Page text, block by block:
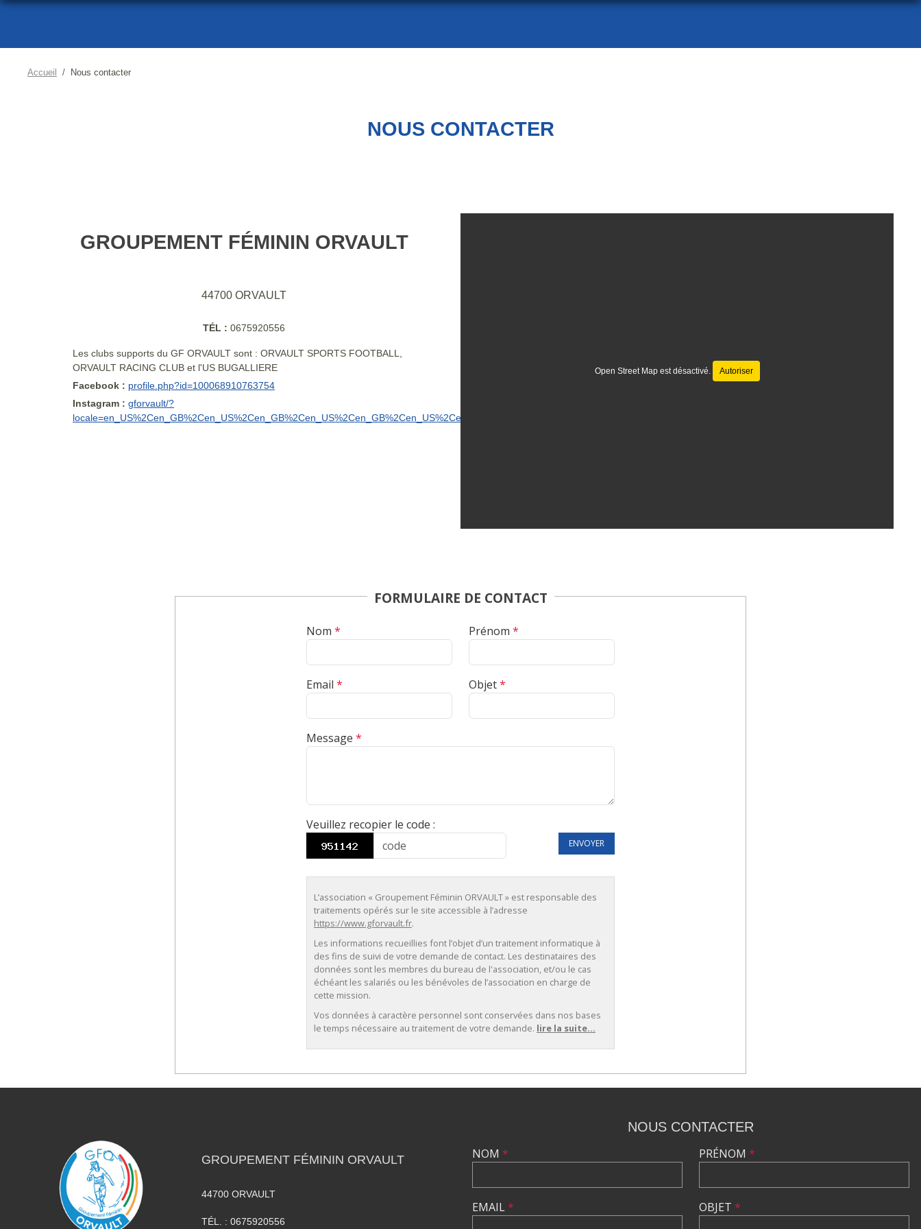
Accueil Nous contacter
NOUS CONTACTER
GROUPEMENT FÉMININ ORVAULT
44700 ORVAULT
TÉL : 0675920556
Les clubs supports du GF ORVAULT sont : ORVAULT SPORTS FOOTBALL,
ORVAULT RACING CLUB et l'US BUGALLIERE
Facebook : profile.php?id=100068910763754
Instagram : gforvault/?
locale=en_US%2Cen_GB%2Cen_US%2Cen_GB%2Cen_US%2Cen_GB%2Cen_US%2Cen
Open Street Map est désactivé. Autoriser
FORMULAIRE DE CONTACT
Nom * Prénom *
Email * Objet*
Message *
Veuillez recopier le code :
ENVOYER
L’association « Groupement Féminin ORVAULT » est responsable des
traitements opérés sur le site accessible à l’adresse
https://www.gforvault.fr.
Les informations recueillies font l’objet d’un traitement informatique à
des fins de suivi de votre demande de contact. Les destinataires des
données sont les membres du bureau de l'association, et/ou le cas
échéant les salariés ou les bénévoles de l’association en charge de
cette mission.
Vos données à caractère personnel sont conservées dans nos bases
le temps nécessaire au traitement de votre demande. lire la suite...
GROUPEMENT FÉMININ ORVAULT
44700 ORVAULT
TÉL. : 0675920556
NOUS CONTACTER
NOM *
EMAIL*
PRÉNOM *
OBJET *